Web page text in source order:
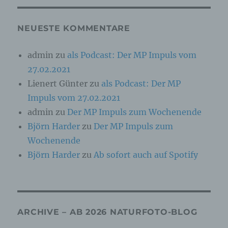
NEUESTE KOMMENTARE
admin zu als Podcast: Der MP Impuls vom
27.02.2021
Lienert Günter zu als Podcast: Der MP
Impuls vom 27.02.2021
admin zu Der MP Impuls zum Wochenende
Björn Harder zu Der MP Impuls zum
Wochenende
Björn Harder zuAb sofort auch auf Spotify
ARCHIVE – AB 2026 NATURFOTO-BLOG
besonderen Merkmalen, die Ausdruck der
psychischen, wirtschaftlichen, kulturellen oder
b) betroffene Person
Betroffene Person ist jede identifizierte oder
identifizierbare natürliche Person, deren
personenbezogene Daten von dem für die
Verarbeitung Verantwortlichen verarbeitet
werden.
oder jede solche Vorgangsreihe im